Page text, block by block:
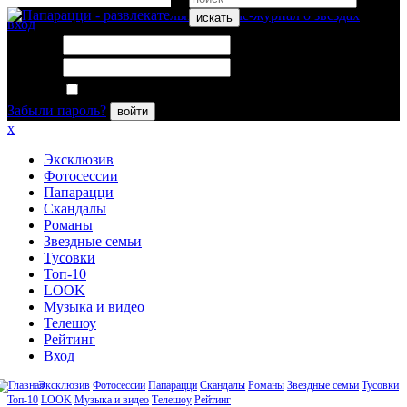
искать
вход
Забыли пароль?
войти
x
Эксклюзив
Фотосессии
Папарацци
Скандалы
Романы
Звездные семьи
Тусовки
Топ-10
LOOK
Музыка и видео
Телешоу
Рейтинг
Вход
Эксклюзив Фотосессии Папарацци Скандалы Романы Звездные семьи Тусовки
Топ-10 LOOK Музыка и видео Телешоу Рейтинг